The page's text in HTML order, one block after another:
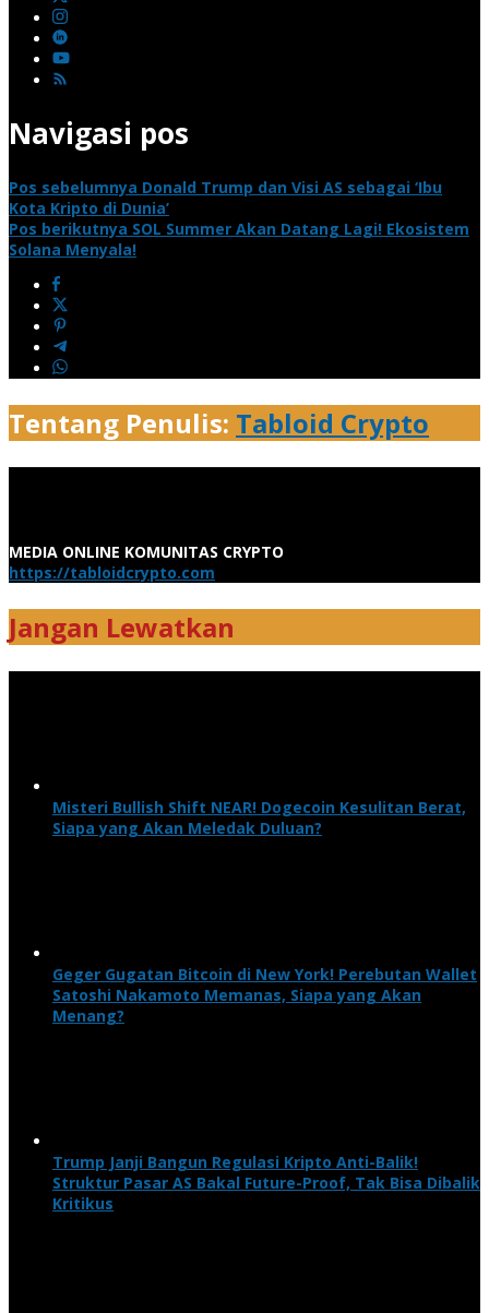
Navigasi pos
Pos sebelumnya Donald Trump dan Visi AS sebagai ‘Ibu
Kota Kripto di Dunia’
Pos berikutnya SOL Summer Akan Datang Lagi! Ekosistem
Solana Menyala!
Tentang Penulis: Tabloid Crypto
MEDIA ONLINE KOMUNITAS CRYPTO
https://tabloidcrypto.com
Jangan Lewatkan
Misteri Bullish Shift NEAR! Dogecoin Kesulitan Berat,
Siapa yang Akan Meledak Duluan?
Geger Gugatan Bitcoin di New York! Perebutan Wallet
Satoshi Nakamoto Memanas, Siapa yang Akan
Menang?
Trump Janji Bangun Regulasi Kripto Anti-Balik!
Struktur Pasar AS Bakal Future-Proof, Tak Bisa Dibalik
Kritikus